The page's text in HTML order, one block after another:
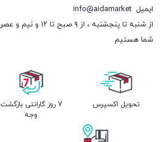
ایمیل info@aidamarket
شما هستیم
تحویل اکسپرس
7 روز گارانتی بازگشت
وجه